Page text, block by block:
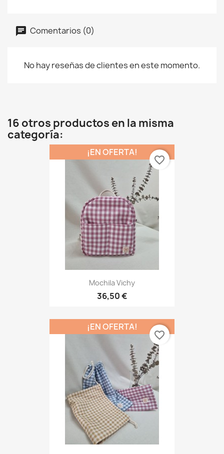
Comentarios (0)
No hay reseñas de clientes en este momento.
16 otros productos en la misma
categoría:
Mochila Vichy
36,50 €
¡EN OFERTA!
favorite_border
¡EN OFERTA!
favorite_border